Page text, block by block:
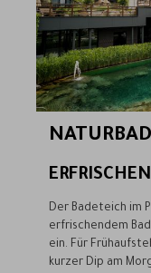
Der Badeteich im
erfrischendem
ein. Für
kurzer Dip am